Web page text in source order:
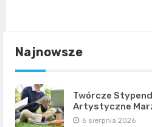
Najnowsze
Twórcze
Artystyczne
6 sierpnia 2026